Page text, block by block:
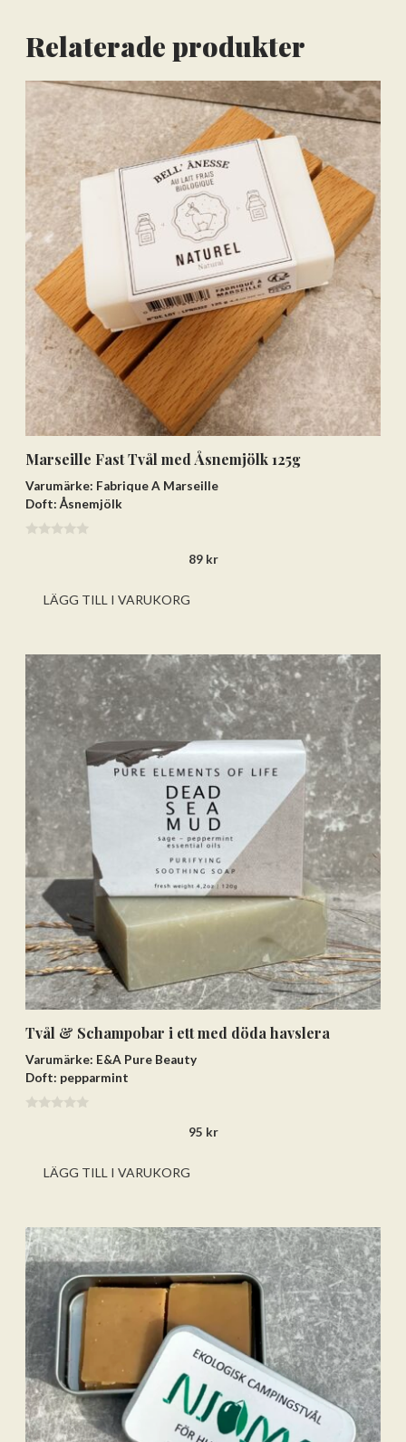
Relaterade produkter
Marseille Fast Tvål med Åsnemjölk 125g
Varumärke: Fabrique A Marseille
Doft: Åsnemjölk
89 kr
LÄGG TILL I VARUKORG
Tvål & Schampobar i ett med döda havslera
Varumärke: E&A Pure Beauty
Doft: pepparmint
95 kr
LÄGG TILL I VARUKORG
Lägg till varorna i varukorgen
Gå till kassan och välj
Få hem dina varor först. Betala efteråt.
Betala via bankkonto eller
betalkort/kreditkort